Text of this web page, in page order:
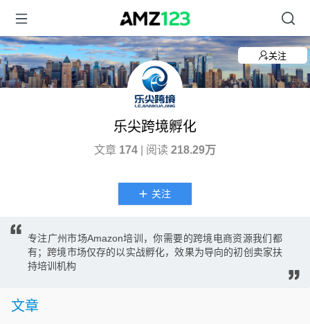
关注
乐尖跨境孵化
文章 174 | 阅读 218.29万
关注
专注广州市场Amazon培训，你需要的跨境电商资源我们都
有；跨境市场仅存的以实战孵化，效果为导向的初创卖家扶
持培训机构
文章